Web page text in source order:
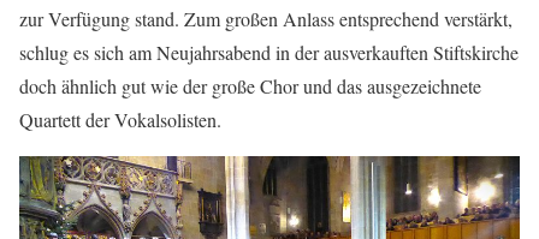
zur Verfügung stand. Zum großen Anlass entsprechend verstärkt,
schlug es sich am Neujahrsabend in der ausverkauften Stiftskirche
doch ähnlich gut wie der große Chor und das ausgezeichnete
Quartett der Vokalsolisten.